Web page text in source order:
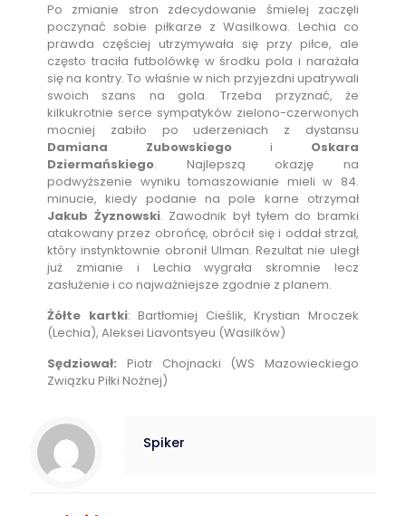
Po zmianie stron zdecydowanie śmielej zaczęli
poczynać sobie piłkarze z Wasilkowa. Lechia co
prawda częściej utrzymywała się przy piłce, ale
często traciła futbolówkę w środku pola i narażała
się na kontry. To właśnie w nich przyjezdni upatrywali
swoich szans na gola. Trzeba przyznać, że
kilkukrotnie serce sympatyków zielono-czerwonych
mocniej zabiło po uderzeniach z dystansu
Damiana Zubowskiego i Oskara
Dziermańskiego. Najlepszą okazję na
podwyższenie wyniku tomaszowianie mieli w 84.
minucie, kiedy podanie na pole karne otrzymał
Jakub Żyznowski. Zawodnik był tyłem do bramki
atakowany przez obrońcę, obrócił się i oddał strzał,
który instynktownie obronił Ulman. Rezultat nie uległ
już zmianie i Lechia wygrała skromnie lecz
zasłużenie i co najważniejsze zgodnie z planem.
Żółte kartki: Bartłomiej Cieślik, Krystian Mroczek
(Lechia), Aleksei Liavontsyeu (Wasilków)
Sędziował: Piotr Chojnacki (WS Mazowieckiego
Związku Piłki Nożnej)
Spiker